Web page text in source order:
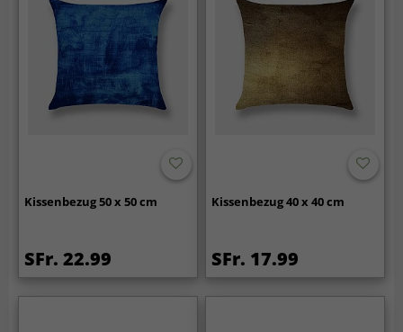
Kissenbezug 50 x 50 cm
SFr. 22.99
Kissenbezug 40 x 40 cm
SFr. 17.99